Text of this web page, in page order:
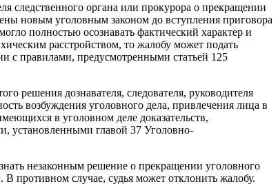
следственного органа или прокурора о прекращении
новым уголовным законом до вступления приговора
полностью осознавать фактический характер и
расстройством, то жалобу может подать
с правилами, предусмотренными статьей 125
решения дознавателя, следователя, руководителя
возбуждения уголовного дела, привлечения лица в
в уголовном деле доказательств,
установленными главой 37 Уголовно-
незаконным решение о прекращении уголовного
противном случае, судья может отклонить жалобу.